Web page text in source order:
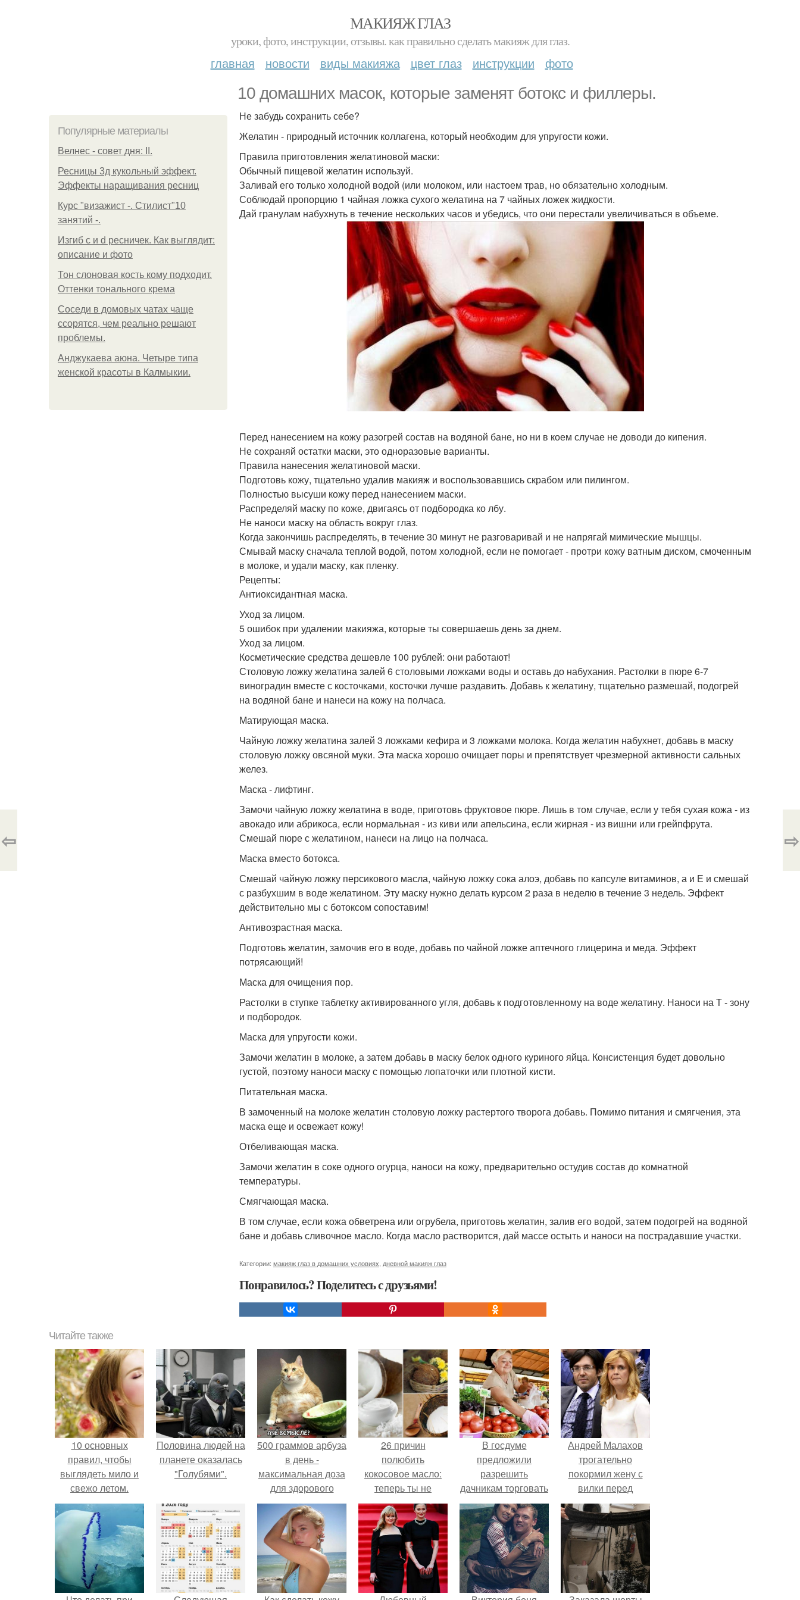
МАКИЯЖ ГЛАЗ
уроки, фото, инструкции, отзывы. как правильно сделать макияж для глаз.
главная новости виды макияжа цвет глаз инструкции фото
10 домашних масок, которые заменят ботокс и филлеры.
Популярные материалы
Велнес - совет дня: II.
Ресницы 3д кукольный эффект.
Эффекты наращивания ресниц
Курс "визажист -. Стилист"10
занятий -.
Изгиб c и d ресничек. Как выглядит:
описание и фото
Тон слоновая кость кому подходит.
Оттенки тонального крема
Соседи в домовых чатах чаще
ссорятся, чем реально решают
проблемы.
Анджукаева аюна. Четыре типа
женской красоты в Калмыкии.
Не забудь сохранить себе?
Желатин - природный источник коллагена, который необходим для упругости кожи.
Правила приготовления желатиновой маски:
Обычный пищевой желатин используй.
Заливай его только холодной водой (или молоком, или настоем трав, но обязательно холодным.
Соблюдай пропорцию 1 чайная ложка сухого желатина на 7 чайных ложек жидкости.
Дай гранулам набухнуть в течение нескольких часов и убедись, что они перестали увеличиваться в объеме.
Перед нанесением на кожу разогрей состав на водяной бане, но ни в коем случае не доводи до кипения.
Не сохраняй остатки маски, это одноразовые варианты.
Правила нанесения желатиновой маски.
Подготовь кожу, тщательно удалив макияж и воспользовавшись скрабом или пилингом.
Полностью высуши кожу перед нанесением маски.
Распределяй маску по коже, двигаясь от подбородка ко лбу.
Не наноси маску на область вокруг глаз.
Когда закончишь распределять, в течение 30 минут не разговаривай и не напрягай мимические мышцы.
Смывай маску сначала теплой водой, потом холодной, если не помогает - протри кожу ватным диском, смоченным
в молоке, и удали маску, как пленку.
Рецепты:
Антиоксидантная маска.
Уход за лицом.
5 ошибок при удалении макияжа, которые ты совершаешь день за днем.
Уход за лицом.
Косметические средства дешевле 100 рублей: они работают!
Столовую ложку желатина залей 6 столовыми ложками воды и оставь до набухания. Растолки в пюре 6-7
виноградин вместе с косточками, косточки лучше раздавить. Добавь к желатину, тщательно размешай, подогрей
на водяной бане и нанеси на кожу на полчаса.
Матирующая маска.
Чайную ложку желатина залей 3 ложками кефира и 3 ложками молока. Когда желатин набухнет, добавь в маску
столовую ложку овсяной муки. Эта маска хорошо очищает поры и препятствует чрезмерной активности сальных
желез.
Маска - лифтинг.
Замочи чайную ложку желатина в воде, приготовь фруктовое пюре. Лишь в том случае, если у тебя сухая кожа - из
авокадо или абрикоса, если нормальная - из киви или апельсина, если жирная - из вишни или грейпфрута.
Смешай пюре с желатином, нанеси на лицо на полчаса.
Маска вместо ботокса.
Смешай чайную ложку персикового масла, чайную ложку сока алоэ, добавь по капсуле витаминов, а и Е и смешай
с разбухшим в воде желатином. Эту маску нужно делать курсом 2 раза в неделю в течение 3 недель. Эффект
действительно мы с ботоксом сопоставим!
Антивозрастная маска.
Подготовь желатин, замочив его в воде, добавь по чайной ложке аптечного глицерина и меда. Эффект
потрясающий!
Маска для очищения пор.
Растолки в ступке таблетку активированного угля, добавь к подготовленному на воде желатину. Наноси на Т - зону
и подбородок.
Маска для упругости кожи.
Замочи желатин в молоке, а затем добавь в маску белок одного куриного яйца. Консистенция будет довольно
густой, поэтому наноси маску с помощью лопаточки или плотной кисти.
Питательная маска.
В замоченный на молоке желатин столовую ложку растертого творога добавь. Помимо питания и смягчения, эта
маска еще и освежает кожу!
Отбеливающая маска.
Замочи желатин в соке одного огурца, наноси на кожу, предварительно остудив состав до комнатной
температуры.
Смягчающая маска.
В том случае, если кожа обветрена или огрубела, приготовь желатин, залив его водой, затем подогрей на водяной
бане и добавь сливочное масло. Когда масло растворится, дай массе остыть и наноси на пострадавшие участки.
Категории: макияж глаз в домашних условиях дневной макияж глаз
Понравилось? Поделитесь с друзьями!
⇦ ⇨
Читайте также
10 основных
правил, чтобы
выглядеть мило и
свежо летом.
Половина людей на
планете оказалась
"Голубями".
500 граммов арбуза
в день -
максимальная доза
для здорового
взрослого,
предупредили
врачи.
26 причин
полюбить
кокосовое масло:
теперь ты не
сможешь
обходиться без
него!
В госдуме
предложили
разрешить
дачникам торговать
своей
сельхозпродукцией
в людных местах.
Андрей Малахов
трогательно
покормил жену с
вилки перед
камерой, вызвав
умиление у
поклонников.